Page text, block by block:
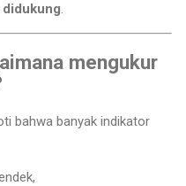
.
mengukur
bahwa banyak indikator